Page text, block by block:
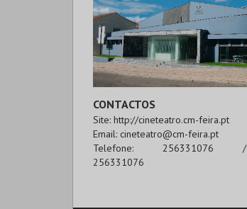
CONTACTOS
Site: http://cineteatro.cm-feira.pt
Email: cineteatro@cm-feira.pt
Telefone: 256331076 /
256331076